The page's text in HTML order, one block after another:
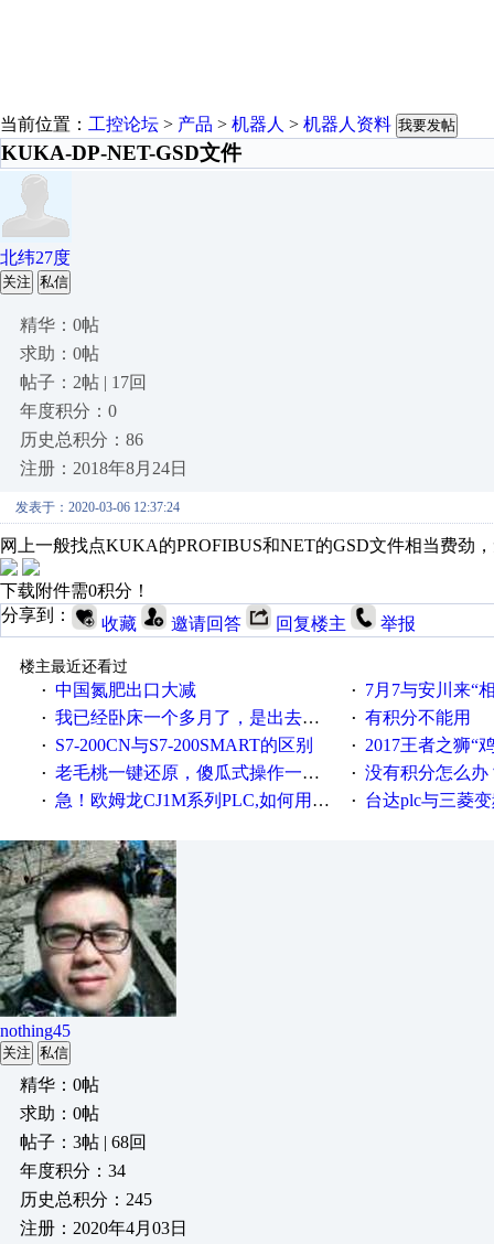
当前位置： 工控论坛 > 产品 > 机器人 > 机器人资料 我要发帖
KUKA-DP-NET-GSD文件
北纬27度
关注 私信
精华：0帖
求助：0帖
帖子：2帖 | 17回
年度积分：0
历史总积分：86
注册：2018年8月24日
发表于：2020-03-06 12:37:24
网上一般找点KUKA的PROFIBUS和NET的GSD文件相当费劲
下载附件需0积分！
分享到：
收藏 邀请回答 回复楼主 举报
楼主最近还看过
· 中国氮肥出口大减 · 7月7与安川来“
· 我已经卧床一个多月了，是出去安装机械手在高速遭遇车祸所致:大家工作都要特别注意啊 · 有积分不能用
· S7-200CN与S7-200SMART的区别 · 2017王者之狮“鸡”情签到
· 老毛桃一键还原，傻瓜式操作一键轻松备份还原；程序为向导式安装，一键即可实现自动备份或还原系统。 · 没有积分怎么办
· 急！欧姆龙CJ1M系列PLC,如何用时间控制变频器。要求时间在组态王中可以自由输入！拜托各位大神了！ · 台达plc与三菱
nothing45
关注 私信
精华：0帖
求助：0帖
帖子：3帖 | 68回
年度积分：34
历史总积分：245
注册：2020年4月03日